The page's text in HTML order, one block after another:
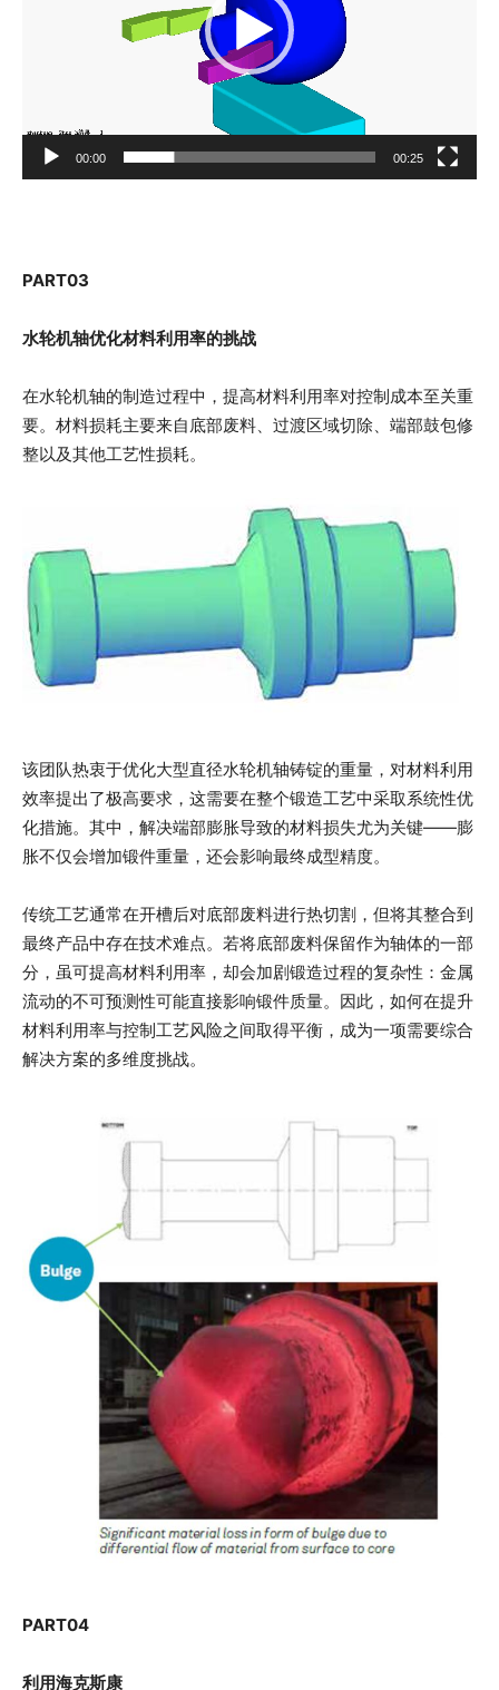
00:00 00:25
PART03
水轮机轴优化材料利用率的挑战
在水轮机轴的制造过程中，提高材料利用率对控制成本至关重
要。材料损耗主要来自底部废料、过渡区域切除、端部鼓包修
整以及其他工艺性损耗。
该团队热衷于优化大型直径水轮机轴铸锭的重量，对材料利用
效率提出了极高要求，这需要在整个锻造工艺中采取系统性优
化措施。其中，解决端部膨胀导致的材料损失尤为关键——膨
胀不仅会增加锻件重量，还会影响最终成型精度。
传统工艺通常在开槽后对底部废料进行热切割，但将其整合到
最终产品中存在技术难点。若将底部废料保留作为轴体的一部
分，虽可提高材料利用率，却会加剧锻造过程的复杂性：金属
流动的不可预测性可能直接影响锻件质量。因此，如何在提升
材料利用率与控制工艺风险之间取得平衡，成为一项需要综合
解决方案的多维度挑战。
PART04
利用海克斯康